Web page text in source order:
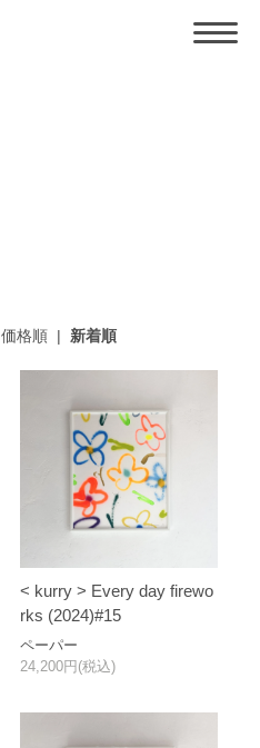
価格順| 新着順
< kurry > Every day firewo
rks (2024)#15
ペーパー
24,200円(税込)